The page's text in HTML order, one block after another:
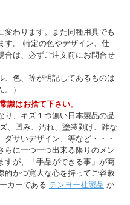
変わります。また同種用具でも
す。 特定の色やデザイン、仕
合は、必ずご注文前にお問合せ
、色、等が明記してあるものは
）
識はお捨て下さい。
り、キズ１つ無い日本製品の品
、凹み、汚れ、塗装剥げ、雑な
サいデザイン、等など・・・
らに一つ一つ出来る限りのメン
すが、「手品ができる事」が商
的かつ寛大な心を持ってご容赦
カーである テンヨー社製品 か